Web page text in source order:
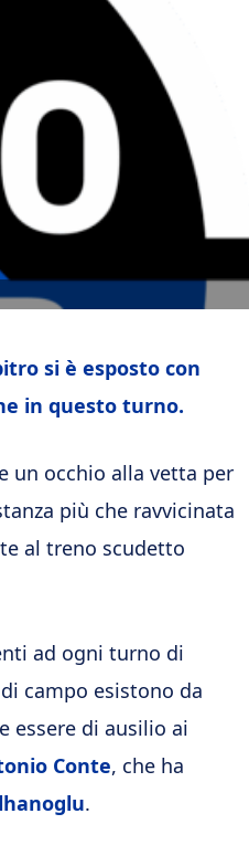
si è esposto con
in questo turno.
un occhio alla vetta per
più che ravvicinata
al treno scudetto
ad ogni turno di
campo esistono da
essere di ausilio ai
Conte, che ha
.